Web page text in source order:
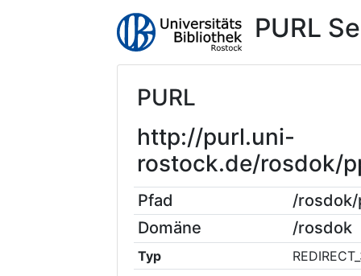
PURL
PURL
http://purl.uni-
rostock.de/rosdok/
Pfad
/
Domäne
/rosdok
Typ